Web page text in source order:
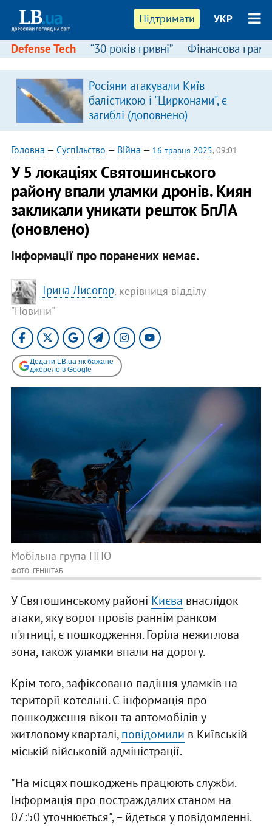
Підтримати УКР
Defense Tech “30 років гривні” Фінансова
Росіяни атакували Київ
балістикою і "Цирконами", є
загиблі (доповнено)
Головна — Суспільство — Війна — 16 травня 2025, 09:01
У 5 локаціях Святошинського
району впали уламки дронів. Киян
закликали уникати решток БпЛА
(оновлено)
Інформації про поранених немає.
Ірина Лисогор, керівниця відділу
"Новини"
Додати LB.ua як бажане
джерело в Google
Мобільна група ППО
ФОТО: ГЕНШТАБ
У Святошинському районі Києва внаслідок
атаки, яку ворог провів раннім ранком
п'ятниці, є пошкодження. Горіла нежитлова
зона, також уламки впали на дорогу.
Крім того, зафіксовано падіння уламків на
території котельні. Є інформація про
пошкодження вікон та автомобілів у
житловому кварталі,повідомили в Київській
міській військовій адміністрації.
"На місцях пошкоджень працюють служби.
Інформація про постраждалих станом на
07:50 уточнюється", – йдеться у повідомленні.